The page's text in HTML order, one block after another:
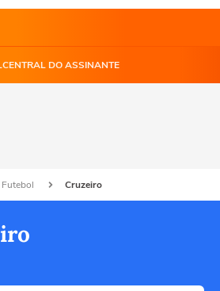
CENTRAL DO ASSINANTE
Futebol Cruzeiro